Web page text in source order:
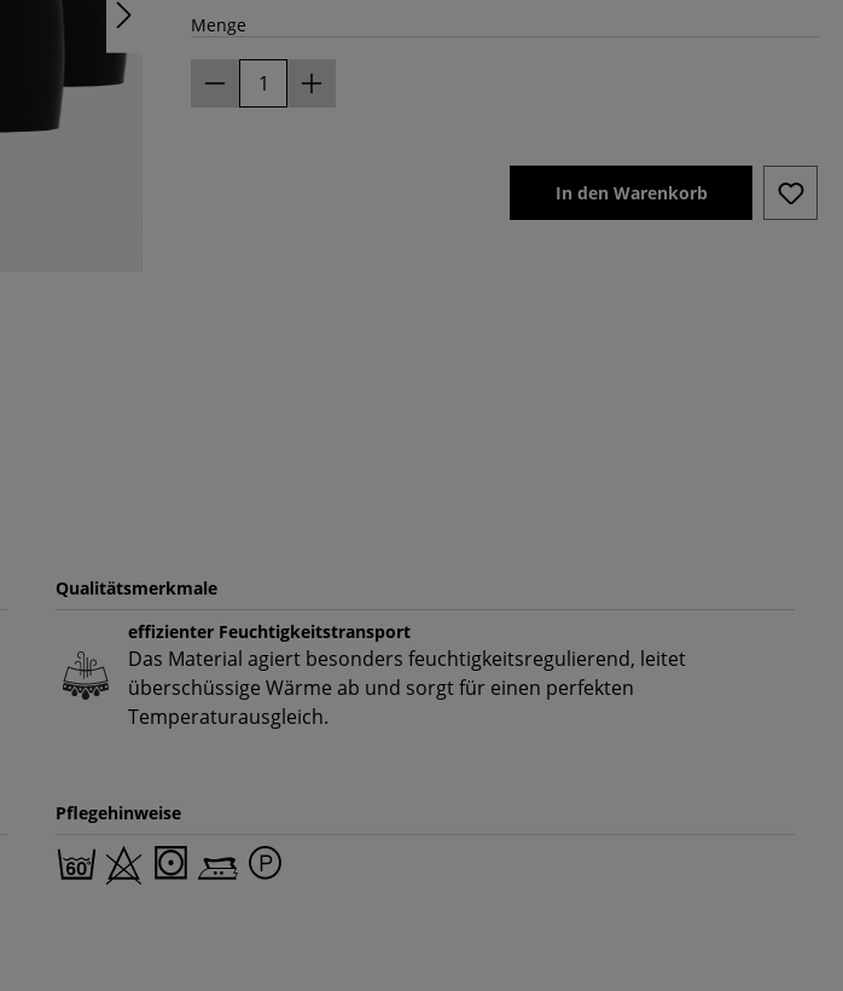
Menge
In den Warenkorb
Qualitätsmerkmale
effizienter Feuchtigkeitstransport
Das Material agiert besonders feuchtigkeitsregulierend, leitet
überschüssige Wärme ab und sorgt für einen perfekten
Temperaturausgleich.
Pflegehinweise